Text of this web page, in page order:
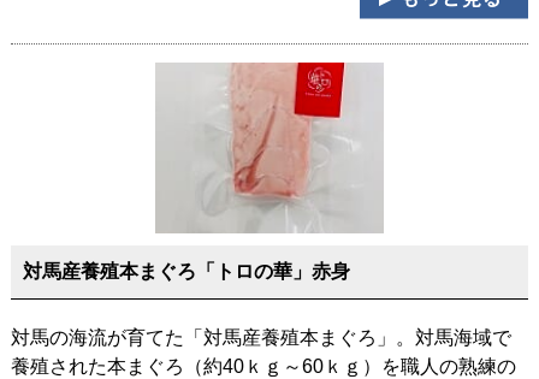
対馬産養殖本まぐろ「トロの華」赤身
対馬の海流が育てた「対馬産養殖本まぐろ」。対馬海域で
養殖された本まぐろ（約40ｋｇ～60ｋｇ）を職人の熟練の